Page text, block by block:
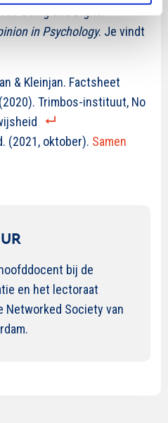
in Psychology. Je vindt
& Kleinjan. Factsheet
Trimbos-instituut, No
(2021, oktober). Samen
bij de
en het lectoraat
Networked Society van